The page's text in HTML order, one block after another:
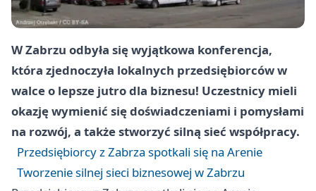
W Zabrzu odbyła się wyjątkowa konferencja,
która zjednoczyła lokalnych przedsiębiorców w
walce o lepsze jutro dla biznesu! Uczestnicy mieli
okazję wymienić się doświadczeniami i pomysłami
na rozwój, a także stworzyć silną sieć współpracy.
Przedsiębiorcy z Zabrza spotkali się na Arenie
Tworzenie silnej sieci biznesowej w Zabrzu